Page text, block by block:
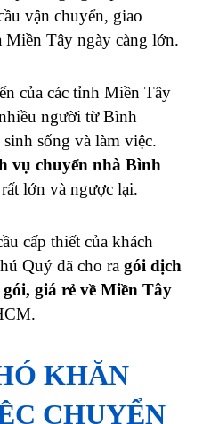
người từ Bình
sống và làm việc.
lớn và ngược lại.
cấp thiết của khách
Quý đã cho ra gói dịch
giá rẻ về Miền Tây
KHĂN
CHUYỂN
ĐÔNG
DƯƠNG